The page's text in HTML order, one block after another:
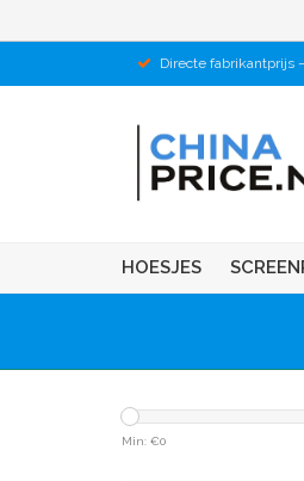
Directe fabrikantprijs
HOESJES
Min: €0